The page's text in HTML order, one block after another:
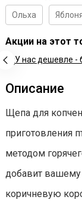
Ольха
Акции на этот
Описание
Щепа для
приготовления
методом
добавит вашему
коричневую